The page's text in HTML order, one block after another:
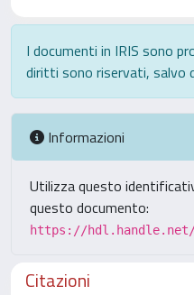
I documenti in IRIS sono
diritti sono riservati, salvo
Informazioni
Utilizza questo
questo documento:
https://hdl.handle.net/
Citazioni